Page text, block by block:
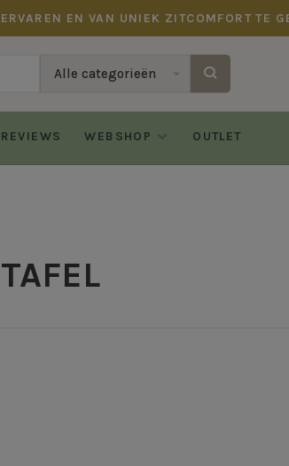
EN VAN UNIEK ZITCOMFORT TE
Alle categorieën
REVIEWS WEBSHOP OUTLET